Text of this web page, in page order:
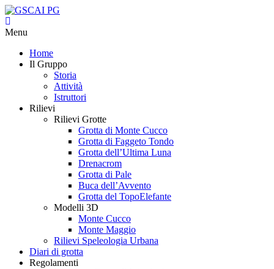
Menu
Home
Il Gruppo
Storia
Attività
Istruttori
Rilievi
Rilievi Grotte
Grotta di Monte Cucco
Grotta di Faggeto Tondo
Grotta dell’Ultima Luna
Drenacrom
Grotta di Pale
Buca dell’Avvento
Grotta del TopoElefante
Modelli 3D
Monte Cucco
Monte Maggio
Rilievi Speleologia Urbana
Diari di grotta
Regolamenti